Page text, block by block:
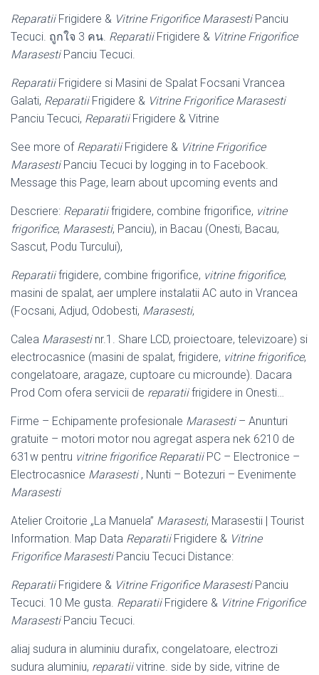
ReparatiiFrigidere & Vitrine Frigorifice MarasestiPanciu
Tecuci. ถูกใจ 3 คน. ReparatiiFrigidere & Vitrine Frigorifice
MarasestiPanciu Tecuci.
ReparatiiFrigidere si Masini de Spalat Focsani Vrancea
Galati, ReparatiiFrigidere & Vitrine Frigorifice Marasesti
Panciu Tecuci, ReparatiiFrigidere & Vitrine
See more of ReparatiiFrigidere & Vitrine Frigorifice
MarasestiPanciu Tecuci by logging in to Facebook.
Message this Page, learn about upcoming events and
Descriere: Reparatiifrigidere, combine frigorifice, vitrine
frigorifice, Marasesti, Panciu), in Bacau (Onesti, Bacau,
Sascut, Podu Turcului),
Reparatiifrigidere, combine frigorifice, vitrine frigorifice,
masini de spalat, aer umplere instalatii AC auto in Vrancea
(Focsani, Adjud, Odobesti, Marasesti,
Calea Marasestinr.1. Share LCD, proiectoare, televizoare) si
electrocasnice (masini de spalat, frigidere, vitrine frigorifice,
congelatoare, aragaze, cuptoare cu microunde). Dacara
Prod Com ofera servicii de reparatiifrigidere in Onesti…
Firme – Echipamente profesionale Marasesti– Anunturi
gratuite – motori motor nou agregat aspera nek 6210 de
631w pentru vitrine frigorifice ReparatiiPC – Electronice –
Electrocasnice Marasesti, Nunti – Botezuri – Evenimente
Marasesti
Atelier Croitorie „La Manuela” Marasesti, Marasestii | Tourist
Information. Map Data ReparatiiFrigidere & Vitrine
Frigorifice MarasestiPanciu Tecuci Distance:
ReparatiiFrigidere & Vitrine Frigorifice MarasestiPanciu
Tecuci. 10 Me gusta. ReparatiiFrigidere & Vitrine Frigorifice
MarasestiPanciu Tecuci.
aliaj sudura in aluminiu durafix, congelatoare, electrozi
sudura aluminiu, reparatiivitrine. side by side, vitrine de